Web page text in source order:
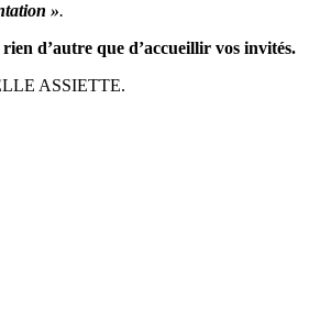
».
d’autre que d’accueillir vos invités.
ASSIETTE.